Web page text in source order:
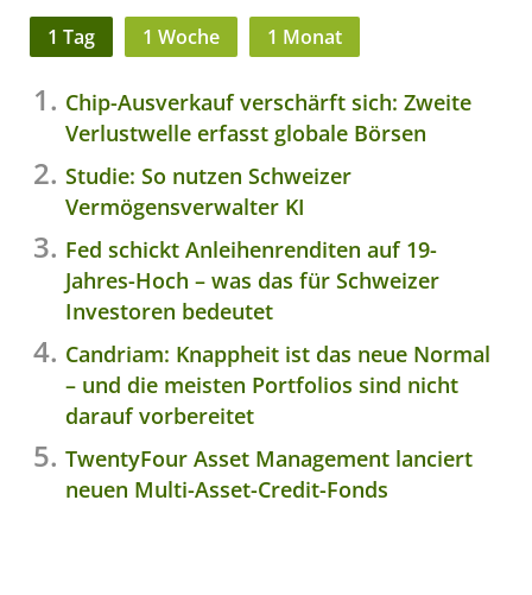
1 Tag 1 Woche 1 Monat
Chip-Ausverkauf verschärft sich: Zweite
Verlustwelle erfasst globale Börsen
Studie: So nutzen Schweizer
Vermögensverwalter KI
Fed schickt Anleihenrenditen auf 19-
Jahres-Hoch – was das für Schweizer
Investoren bedeutet
Candriam: Knappheit ist das neue Normal
– und die meisten Portfolios sind nicht
darauf vorbereitet
TwentyFour Asset Management lanciert
neuen Multi-Asset-Credit-Fonds